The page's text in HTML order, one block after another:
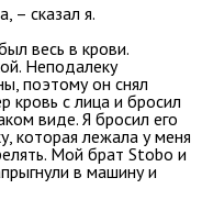
– сказал я.
весь в крови.
Неподалеку
поэтому он снял
кровь с лица и бросил
виде. Я бросил его
которая лежала у меня
Мой брат Stobo и
в машину и